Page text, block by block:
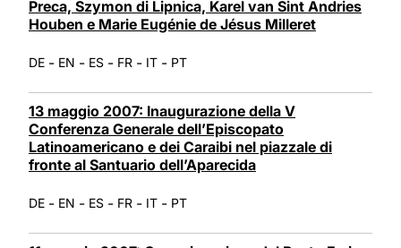
Preca, Szymon di Lipnica, Karel van Sint Andries
Houben e Marie Eugénie de Jésus Milleret
DE - EN - ES - FR - IT - PT
13 maggio 2007: Inaugurazione della V
Conferenza Generale dell’Episcopato
Latinoamericano e dei Caraibi nel piazzale di
fronte al Santuario dell’Aparecida
DE - EN - ES - FR - IT - PT